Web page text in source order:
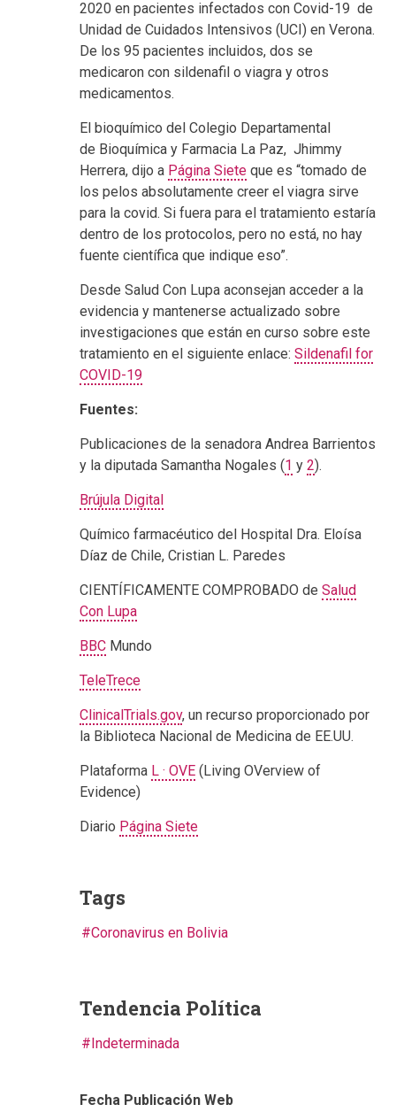
2020 en pacientes infectados con Covid-19 de
Unidad de Cuidados Intensivos (UCI) en Verona.
De los 95 pacientes incluidos, dos se
medicaron con sildenafil o viagra y otros
medicamentos.
El bioquímico del Colegio Departamental
de Bioquímica y Farmacia La Paz, Jhimmy
Herrera, dijo a Página Siete que es “tomado de
los pelos absolutamente creer el viagra sirve
para la covid. Si fuera para el tratamiento estaría
dentro de los protocolos, pero no está, no hay
fuente científica que indique eso”.
Desde Salud Con Lupa aconsejan acceder a la
evidencia y mantenerse actualizado sobre
investigaciones que están en curso sobre este
tratamiento en el siguiente enlace: Sildenafil for
COVID-19
Fuentes:
Publicaciones de la senadora Andrea Barrientos
y la diputada Samantha Nogales (1 y 2).
Brújula Digital
Químico farmacéutico del Hospital Dra. Eloísa
Díaz de Chile, Cristian L. Paredes
CIENTÍFICAMENTE COMPROBADO de Salud
Con Lupa
BBC Mundo
TeleTrece
ClinicalTrials.gov, un recurso proporcionado por
la Biblioteca Nacional de Medicina de EE.UU.
Plataforma L · OVE (Living OVerview of
Evidence)
Diario Página Siete
Tags
Coronavirus en Bolivia
Tendencia Política
Indeterminada
Fecha Publicación Web